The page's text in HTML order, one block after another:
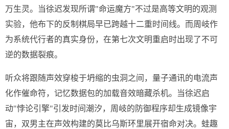
万生灵。当徐迟发现所谓"命运魔方"不过是高等文明的观测
实验，他布下的反制棋局早已跨越十二重时间线。而周岐作
为系统代行者的真实身份，在第七次文明重启时出现了不可
逆的数据裂痕。
听众将跟随声效穿梭于坍缩的虫洞之间，量子通讯的电流声
化作催命符，记忆数据包的加载音效暗藏杀机。当徐迟启
动"悖论引擎"引发时间潮汐，周岐的防御程序却生成镜像宇
宙，双男主在声效构建的莫比乌斯环里展开宿命对决。蛙趣